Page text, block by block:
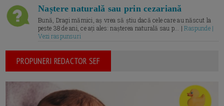
Naștere naturală sau prin cezariană
Bună, Dragi mămici, aș vrea să știu dacă cele care au născut la
peste 38 de ani, ce ați ales: nașterea naturală sau p... |Raspunde |
Vezi raspunsuri
PROPUNERI REDACTOR SEF